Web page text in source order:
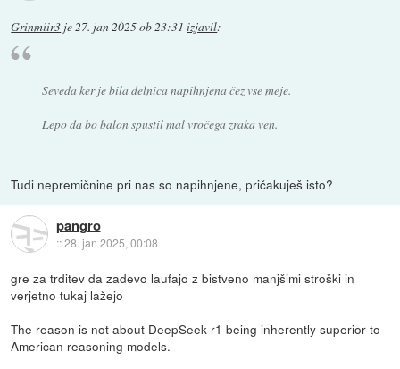
Grinmiir3 je27. jan 2025 ob 23:31 izjavil:
Seveda ker je bila delnica napihnjena čez vse meje.
Lepo da bo balon spustil mal vročega zraka ven.
Tudi nepremičnine pri nas so napihnjene, pričakuješ isto?
pangro
::28. jan 2025, 00:08
gre za trditev da zadevo laufajo z bistveno manjšimi stroški in
verjetno tukaj lažejo
The reason is not about DeepSeek r1 being inherently superior to
American reasoning models.